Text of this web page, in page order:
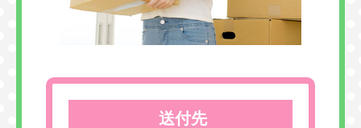
送付先